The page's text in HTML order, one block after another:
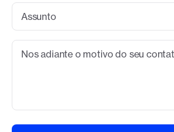
Assunto
Nos adiante o motivo do seu